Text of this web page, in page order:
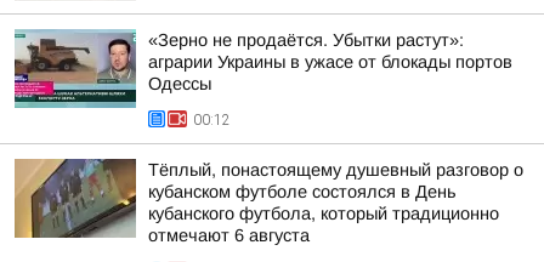
«Зерно не продаётся. Убытки растут»:
аграрии Украины в ужасе от блокады портов
Одессы
00:12
Тёплый, понастоящему душевный разговор о
кубанском футболе состоялся в День
кубанского футбола, который традиционно
отмечают 6 августа